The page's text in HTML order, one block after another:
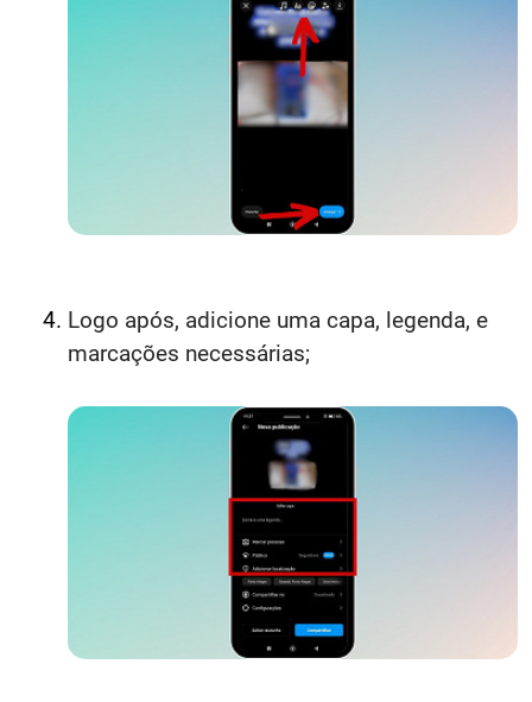
Logo após, adicione uma capa, legenda, e
marcações necessárias;